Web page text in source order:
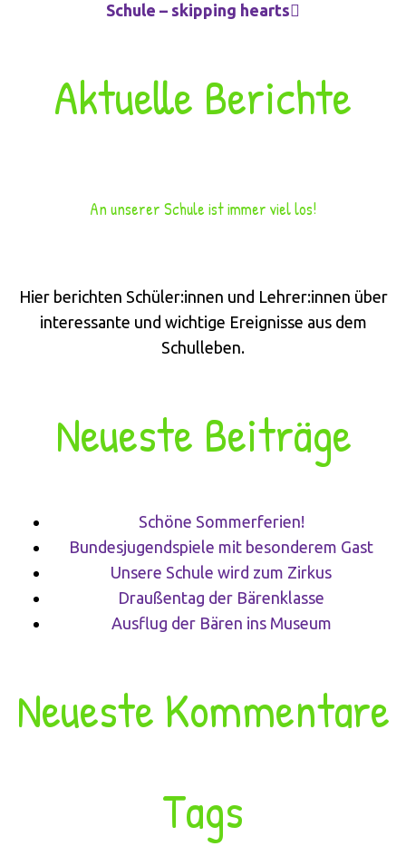
Schule – skipping hearts
Aktuelle Berichte
An unserer Schule ist immer viel los!
Hier berichten Schüler:innen und Lehrer:innen über
interessante und wichtige Ereignisse aus dem
Schulleben.
Neueste Beiträge
Schöne Sommerferien!
Bundesjugendspiele mit besonderem Gast
Unsere Schule wird zum Zirkus
Draußentag der Bärenklasse
Ausflug der Bären ins Museum
Neueste Kommentare
Tags